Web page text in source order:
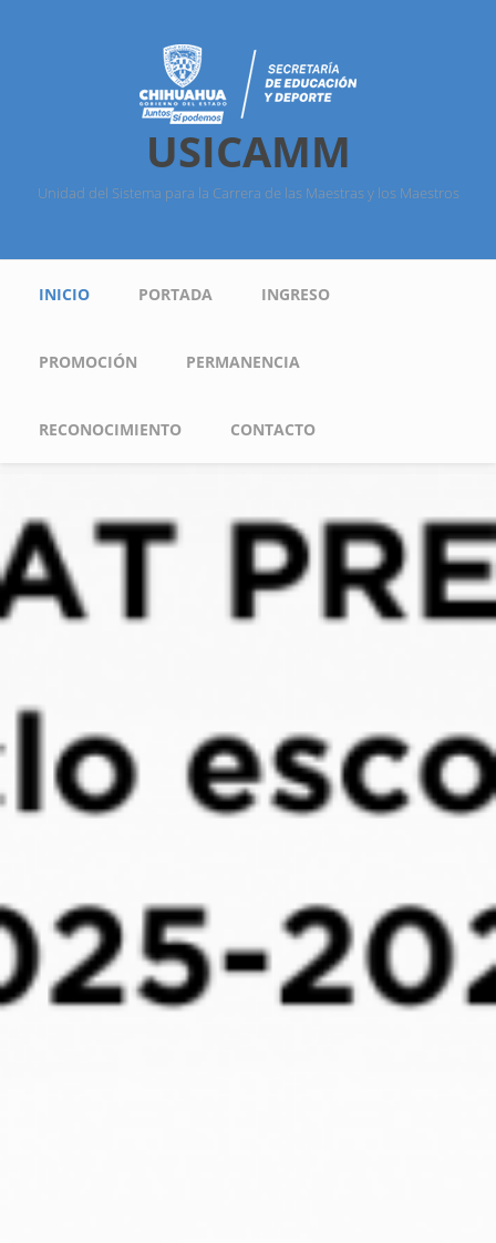
USICAMM
Unidad del Sistema para la Carrera de las Maestras y los Maestros
Menú principal
INICIO PORTADA INGRESO
PROMOCIÓN PERMANENCIA
RECONOCIMIENTO CONTACTO